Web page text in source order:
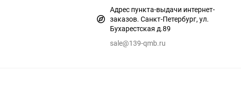
Адрес пункта-выдачи интернет-
заказов. Санкт-Петербург, ул.
Бухарестская д.89
sale@139-qmb.ru